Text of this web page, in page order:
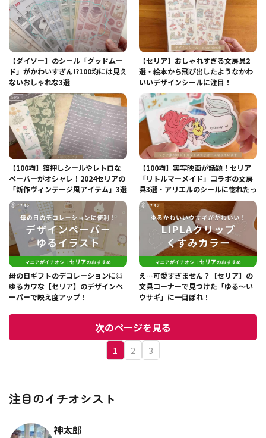
【ダイソー】のシール「グッドムー
ド」がかわいすぎん!?100均には見え
ないおしゃれな3選
【セリア】おしゃれすぎる文房具2
選・絵本から飛び出したようなかわ
いいデザインシールに注目！
【100均】箔押しシールやレトロな
ペーパーがオシャレ！2024セリアの
「新作ヴィンテージ風アイテム」3選
【100均】実写映画が話題！セリア
「リトルマーメイド」コラボの文房
具3選・アリエルのシールに惚れたっ
母の日ギフトのデコレーションに◎
ゆるカワな【セリア】のデザインペ
ーパーで映え度アップ！
え…可愛すぎません？【セリア】の
文具コーナーで見つけた「ゆる～い
ウサギ」に一目ぼれ！
次のページを見る
1 2 3
注目のイチオシスト
神太郎